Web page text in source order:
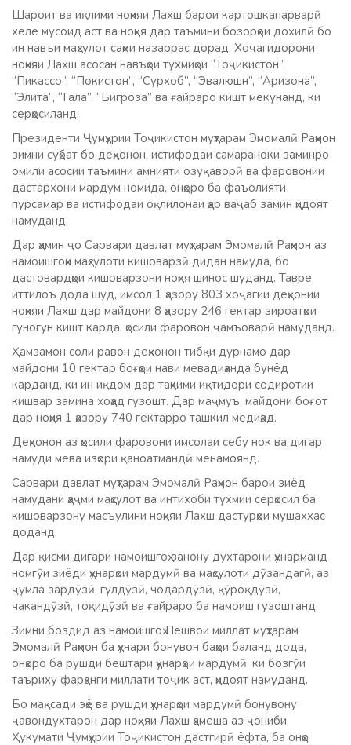
Шароит ва иқлими ноҳияи Лахш барои картошкапарварӣ
хеле мусоид аст ва ноҳия дар таъмини бозорҳои дохилӣ бо
ин навъи маҳсулот саҳми назаррас дорад. Хоҷагидорони
ноҳияи Лахш асосан навъҳои тухмиҳои “Тоҷикистон”,
“Пикассо”, “Покистон”, “Сурхоб”, “Эвалюшн”, “Аризона”,
“Элита”, “Гала”, “Бигроза” ва ғайраро кишт мекунанд, ки
серҳосиланд.
Президенти Ҷумҳурии Тоҷикистон муҳтарам Эмомалӣ Раҳмон
зимни суҳбат бо деҳқонон, истифодаи самараноки заминро
омили асосии таъмини амнияти озуқаворӣ ва фаровонии
дастархони мардум номида, онҳоро ба фаъолияти
пурсамар ва истифодаи оқлилонаи ҳар ваҷаб замин ҳидоят
намуданд.
Дар ҳамин ҷо Сарвари давлат муҳтарам Эмомалӣ Раҳмон аз
намоишгоҳи маҳсулоти кишоварзӣ дидан намуда, бо
дастовардҳои кишоварзони ноҳия шинос шуданд. Тавре
иттилоъ дода шуд, имсол 1 ҳазору 803 хоҷагии деҳқонии
ноҳияи Лахш дар майдони 8 ҳазору 246 гектар зироатҳои
гуногун кишт карда, ҳосили фаровон ҷамъоварӣ намуданд.
Ҳамзамон соли равон деҳқонон тибқи дурнамо дар
майдони 10 гектар боғҳои нави мевадиҳанда бунёд
карданд, ки ин иқдом дар таҳкими иқтидори содиротии
кишвар замина хоҳад гузошт. Дар маҷмуъ, майдони боғот
дар ноҳия 1 ҳазору 740 гектарро ташкил медиҳад.
Деҳқонон аз ҳосили фаровони имсолаи себу нок ва дигар
намуди мева изҳори қаноатмандӣ менамоянд.
Сарвари давлат муҳтарам Эмомалӣ Раҳмон барои зиёд
намудани ҳаҷми маҳсулот ва интихоби тухмии серҳосил ба
кишоварзону масъулини ноҳияи Лахш дастурҳои мушаххас
доданд.
Дар қисми дигари намоишгоҳ занону духтарони ҳунарманд
номгӯи зиёди ҳунарҳои мардумӣ ва маҳсулоти дӯзандагӣ, аз
ҷумла зардӯзӣ, гулдӯзӣ, чодардӯзӣ, қӯроқдӯзӣ,
чакандӯзӣ, тоқидӯзӣ ва ғайраро ба намоиш гузоштанд.
Зимни боздид аз намоишгоҳ Пешвои миллат муҳтарам
Эмомалӣ Раҳмон ба ҳунари бонувон баҳои баланд дода,
онҳоро ба рушди бештари ҳунарҳои мардумӣ, ки бозгӯи
таъриху фарҳанги миллати тоҷик аст, ҳидоят намуданд.
Бо мақсади эҳё ва рушди ҳунарҳои мардумӣ бонувону
ҷавондухтарон дар ноҳияи Лахш ҳамеша аз ҷониби
Ҳукумати Ҷумҳурии Тоҷикистон дастгирӣ ёфта, ба онҳо